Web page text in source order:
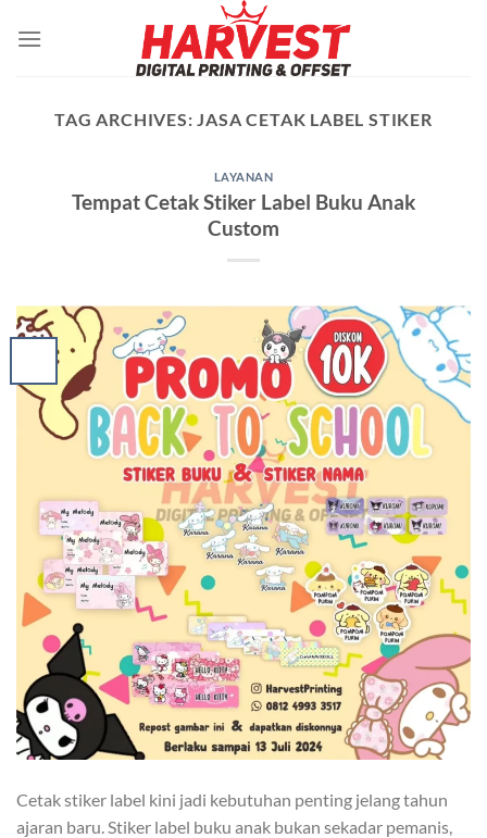
TAG ARCHIVES:JASA CETAK LABEL STIKER
LAYANAN
Tempat Cetak Stiker Label Buku Anak
Custom
Cetak stiker label kini jadi kebutuhan penting jelang tahun
ajaran baru. Stiker label buku anak bukan sekadar pemanis,